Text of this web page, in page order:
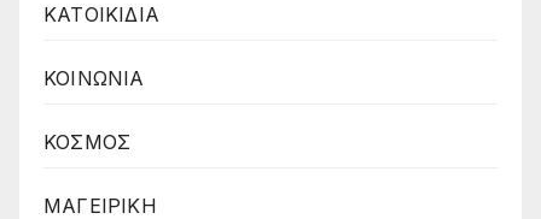
ΚΑΤΟΙΚΙΔΙΑ
ΚΟΙΝΩΝΙΑ
ΚΟΣΜΟΣ
ΜΑΓΕΙΡΙΚΗ